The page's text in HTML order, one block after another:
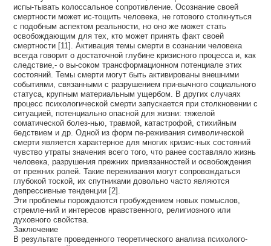
испы-тывать колоссальное сопротивление. Осознание своей
смертности может ис-тощить человека, не готового столкнуться
с подобным аспектом реальности, но оно же может стать
освобождающим для тех, кто может принять факт своей
смертности [11]. Активация темы смерти в сознании человека
всегда говорит о достаточной глубине кризисного процесса и, как
следствие,- о вы-соком трансформационном потенциале этих
состояний. Темы смерти могут быть активированы внешними
событиями, связанными с разрушением при-вычного социального
статуса, крупным материальным ущербом. В других случаях
процесс психологической смерти запускается при столкновении с
ситуацией, потенциально опасной для жизни: тяжелой
соматической болез-нью, травмой, катастрофой, стихийным
бедствием и др. Одной из форм пе-реживания символической
смерти является характерное для многих кризис-ных состояний
чувство утраты значения всего того, что ранее составляло жизнь
человека, разрушения прежних привязанностей и освобождения
от прежних ролей. Такие переживания могут сопровождаться
глубокой тоской, их спутниками довольно часто являются
депрессивные тенденции [2].
Эти проблемы порождаются пробуждением новых помыслов,
стремле-ний и интересов нравственного, религиозного или
духовного свойства.
Заключение
В результате проведенного теоретического анализа психолого-